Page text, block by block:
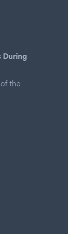
During
the